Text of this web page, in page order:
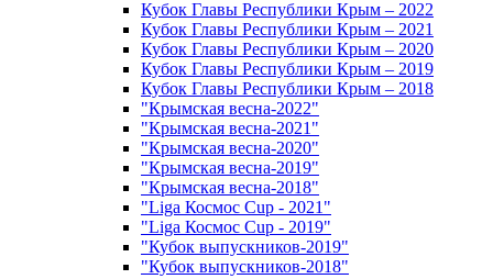
Кубок Главы Республики Крым – 2022
Кубок Главы Республики Крым – 2021
Кубок Главы Республики Крым – 2020
Кубок Главы Республики Крым – 2019
Кубок Главы Республики Крым – 2018
"Крымская весна-2022"
"Крымская весна-2021"
"Крымская весна-2020"
"Крымская весна-2019"
"Крымская весна-2018"
"Liga Космос Cup - 2021"
"Liga Космос Cup - 2019"
"Кубок выпускников-2019"
"Кубок выпускников-2018"